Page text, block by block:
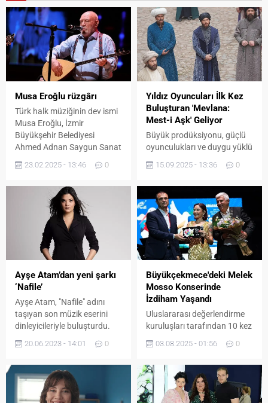
Musa Eroğlu rüzgârı
Türk halk müziğinin dev ismi
Musa Eroğlu, İzmir
Büyükşehir Belediyesi
Ahmed Adnan Saygun Sanat
sanatseverlerle buluştu.
İzmirliler sanatçıyı ayakta
alkışladı. İzmir Büyükşehir
Belediyesi Ahmed Adnan
Saygun Sanat Merkezi
(AASSM), halk müziği
sanatçısı Musa Eroğlu’nu
halk müziğine derin katkılar
sağlayan ve...
23.02.2025 - 13:46 0
Yıldız Oyuncuları İlk Kez
Buluşturan 'Mevlana:
Mest-i Aşk' Geliyor
Büyük prodüksiyonu, güçlü
oyunculukları ve duygu yüklü
Aşk, 17 Ekim’de sinemalarda!
yapımlarından biri olmaya
aday Mevlana: Mest-i Aşk, 17
Ekim’de izleyiciyle buluşuyor.
Film, güçlü anlatımı, etkileyici
görsel efektleri ve ilk kez bir
araya gelen yıldız oyuncu
merak uyandırıyor. 17
Ekim’de...
15.09.2025 - 13:36 0
Ayşe Atam’dan yeni şarkı
‘Nafile’
Ayşe Atam, "Nafile" adını
taşıyan son müzik eserini
dinleyicileriyle buluşturdu.
20.06.2023 - 14:01 0
Büyükçekmece'deki Melek
Mosso Konserinde
İzdiham Yaşandı
Uluslararası değerlendirme
kuruluşları tarafından 10 kez
Kültür – Sanat Festivali”
Uluslararası İstanbul
Büyükçekmece Kültür ve
Sanat Festivali’nde pop
03.08.2025 - 01:56 0